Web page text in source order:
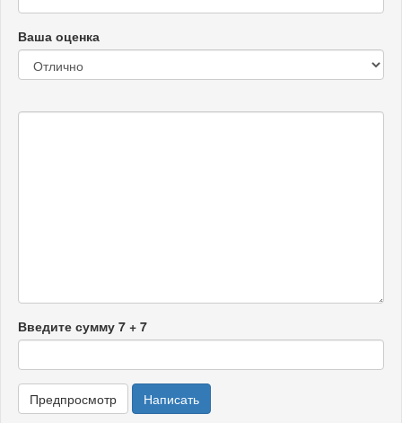
Ваша оценка
Введите сумму 7 + 7